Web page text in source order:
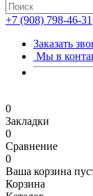
+7 (908) 798-46-31
Заказать
Мы в
0
Закладки
0
Сравнение
0
Ваша корзина
Корзина